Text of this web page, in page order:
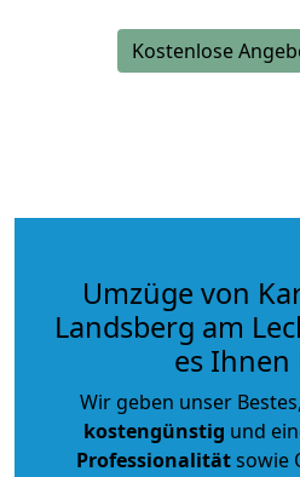
Kostenlose
Umzüge von
Landsberg am
es Ihnen
Wir geben unser
kostengünstig und
Professionalitätsowie